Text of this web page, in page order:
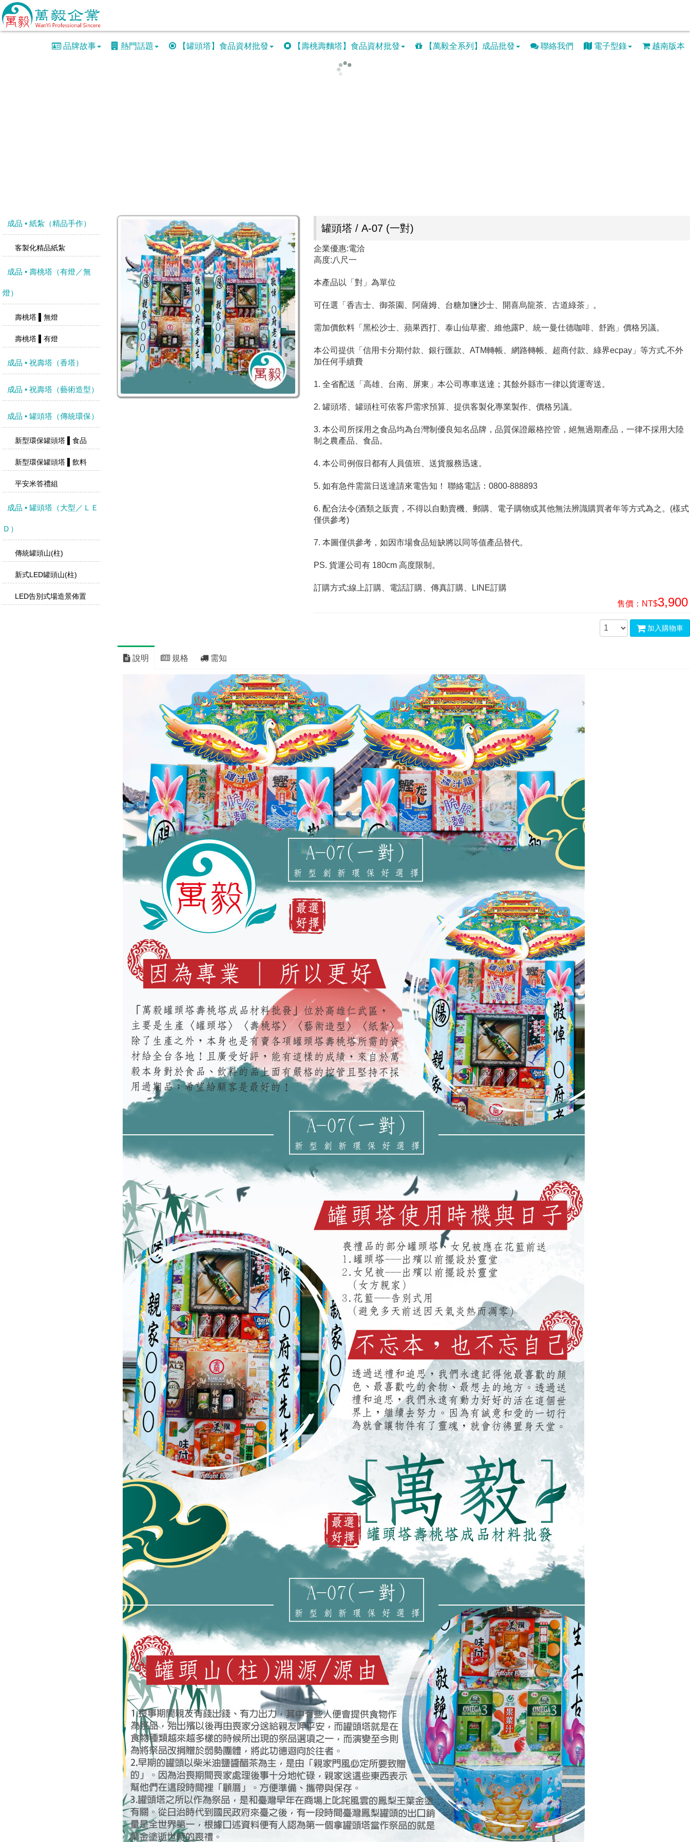
品牌故事 熱門話題 【罐頭塔】食品資材批發 【壽桃壽麵塔】食品資材批發 【萬毅全系列】成品批發 聯絡我們 電子型錄 越南版本
成品 • 紙紮（精品手作）
客製化精品紙紮
成品 • 壽桃塔（有燈／無
燈）
壽桃塔 ▌無燈
壽桃塔 ▌有燈
成品 • 祝壽塔（香塔）
成品 • 祝壽塔（藝術造型）
成品 • 罐頭塔（傳統環保）
新型環保罐頭塔 ▌食品
新型環保罐頭塔 ▌飲料
平安米答禮組
成品 • 罐頭塔（大型／ＬＥ
Ｄ）
傳統罐頭山(柱)
新式LED罐頭山(柱)
LED告別式場造景佈置
罐頭塔 / A-07 (一對)
企業優惠:電洽
高度:八尺一
本產品以「對」為單位
可任選「香吉士、御茶園、阿薩姆、台糖加鹽沙士、開喜烏龍茶、古道綠茶」。
需加價飲料「黑松沙士、蘋果西打、泰山仙草蜜、維他露P、統一曼仕德咖啡、舒跑」價格另議。
本公司提供「信用卡分期付款、銀行匯款、ATM轉帳、網路轉帳、超商付款、綠界ecpay」等方式,不外
加任何手續費
1. 全省配送「高雄、台南、屏東」本公司專車送達；其餘外縣市一律以貨運寄送。
2. 罐頭塔、罐頭柱可依客戶需求預算、提供客製化專業製作、價格另議。
3. 本公司所採用之食品均為台灣制優良知名品牌，品質保證嚴格控管，絕無過期產品，一律不採用大陸
制之農產品、食品。
4. 本公司例假日都有人員值班、送貨服務迅速。
5. 如有急件需當日送達請來電告知！ 聯絡電話：0800-888893
6. 配合法令(酒類之販賣，不得以自動賣機、郵購、電子購物或其他無法辨識購買者年等方式為之。(樣式
僅供參考)
7. 本圖僅供參考，如因市場食品短缺將以同等值產品替代。
PS. 貨運公司有 180cm 高度限制。
訂購方式:線上訂購、電話訂購、傳真訂購、LINE訂購
售價： NT$3,900
加入購物車
說明 規格 需知